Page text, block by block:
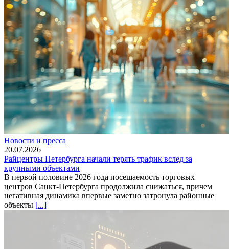
Новости и пресса
20.07.2026
Райцентры Петербурга начали терять трафик вслед за
крупными объектами
В первой половине 2026 года посещаемость торговых
центров Санкт-Петербурга продолжила снижаться, причем
негативная динамика впервые заметно затронула районные
объекты [...]